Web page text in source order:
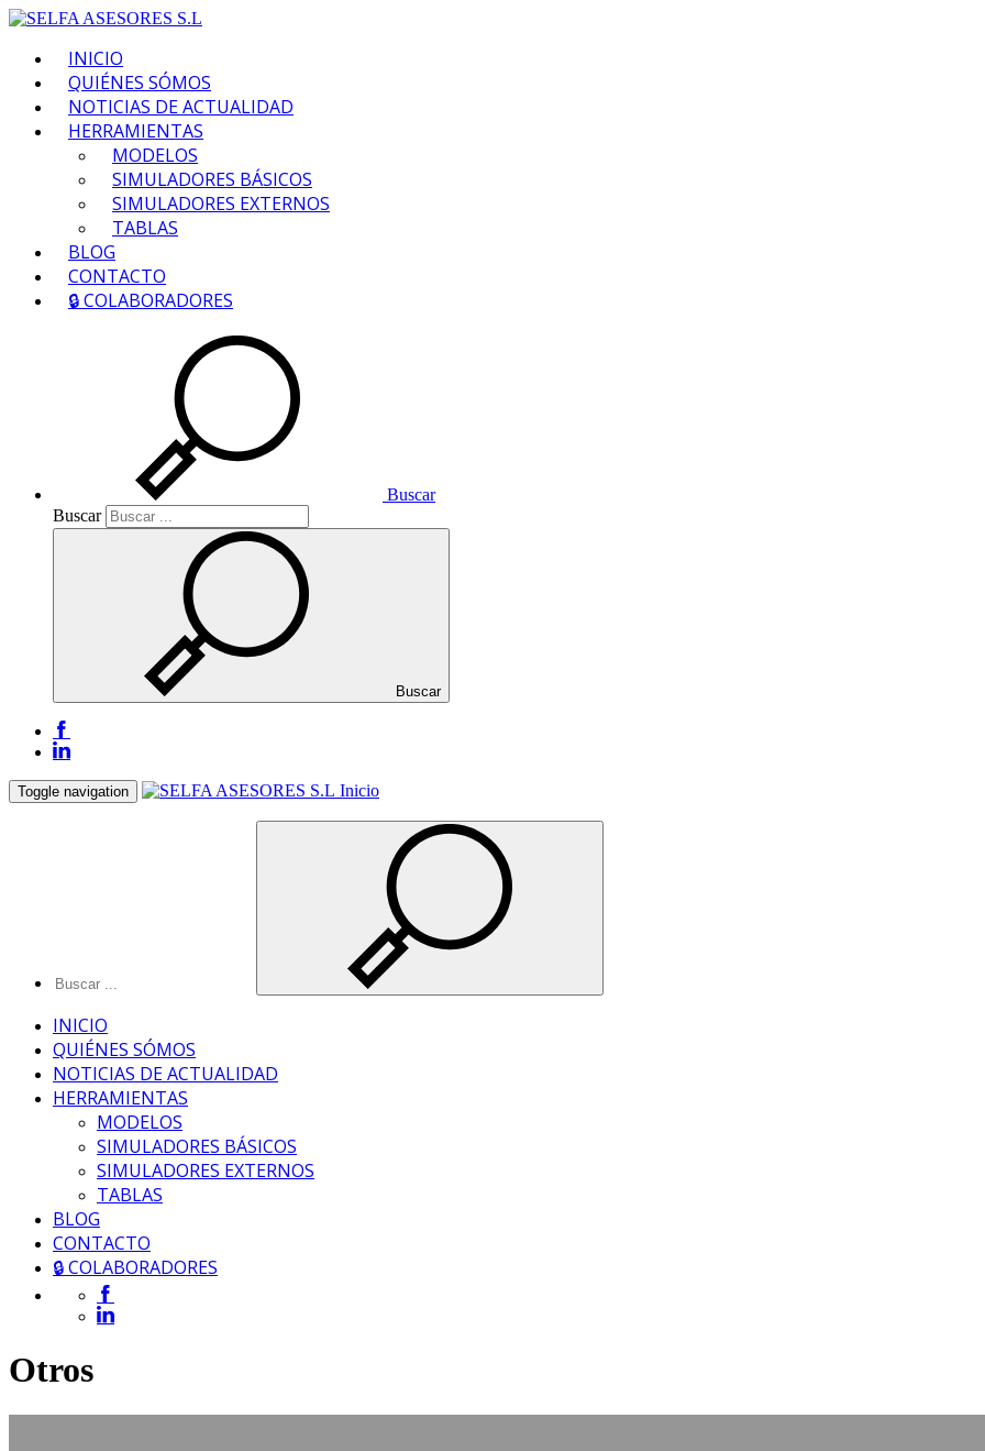
INICIO
QUIÉNES SÓMOS
NOTICIAS DE ACTUALIDAD
HERRAMIENTAS
MODELOS
SIMULADORES BÁSICOS
SIMULADORES EXTERNOS
TABLAS
BLOG
CONTACTO
🔒 COLABORADORES
Buscar
Buscar
Buscar
Toggle navigation Inicio
INICIO
QUIÉNES SÓMOS
NOTICIAS DE ACTUALIDAD
HERRAMIENTAS
MODELOS
SIMULADORES BÁSICOS
SIMULADORES EXTERNOS
TABLAS
BLOG
CONTACTO
🔒 COLABORADORES
Otros